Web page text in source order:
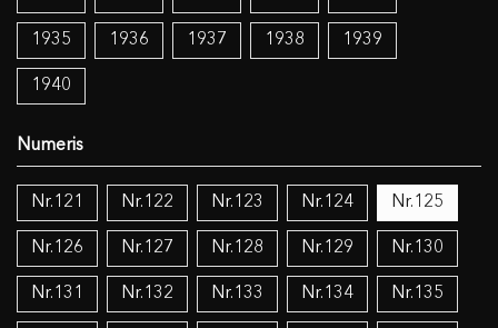
1935 1936 1937 1938 1939
1940
Nr.121 Nr.122 Nr.123 Nr.124 Nr.125
Nr.126 Nr.127 Nr.128 Nr.129 Nr.130
Nr.131 Nr.132 Nr.133 Nr.134 Nr.135